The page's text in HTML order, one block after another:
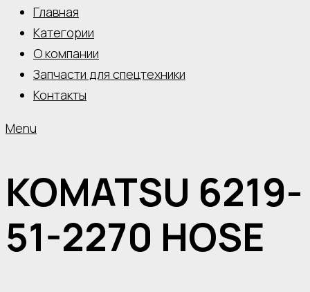
Главная
Категории
О компании
Запчасти для спецтехники
Контакты
Menu
KOMATSU 6219-
51-2270 HOSE